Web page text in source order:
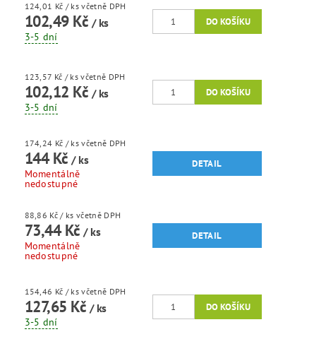
124,01 Kč / ks včetně DPH
102,49 Kč / ks
3-5 dní
123,57 Kč / ks včetně DPH
102,12 Kč / ks
3-5 dní
174,24 Kč / ks včetně DPH
144 Kč/ ks
Momentálně
nedostupné
DETAIL
88,86 Kč/ ks včetně DPH
73,44 Kč/ ks
Momentálně
nedostupné
DETAIL
154,46 Kč / ks včetně DPH
127,65 Kč / ks
3-5 dní